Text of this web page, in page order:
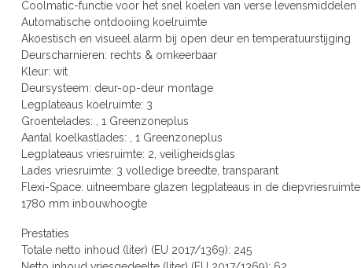
Coolmatic-functie voor het snel koelen van verse levensmiddelen
Automatische ontdooiing koelruimte
Akoestisch en visueel alarm bij open deur en temperatuurstijging
Deurscharnieren: rechts & omkeerbaar
Kleur: wit
Deursysteem: deur-op-deur montage
Legplateaus koelruimte: 3
Groentelades: , 1 Greenzoneplus
Aantal koelkastlades: , 1 Greenzoneplus
Legplateaus vriesruimte: 2, veiligheidsglas
Lades vriesruimte: 3 volledige breedte, transparant
Flexi-Space: uitneembare glazen legplateaus in de diepvriesruimte
1780 mm inbouwhoogte
Prestaties
Totale netto inhoud (liter) (EU 2017/1369): 245